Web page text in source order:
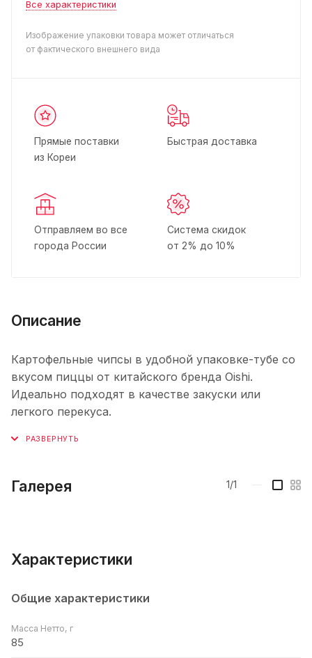
Все характеристики
Изображение упаковки товара может отличаться
от фактического внешнего вида
Прямые поставки
из Кореи
Быстрая доставка
Отправляем во все
города России
Система скидок
от 2% до 10%
Описание
Картофельные чипсы в удобной упаковке-тубе со
вкусом пиццы от китайского бренда Oishi.
Идеально подходят в качестве закуски или
легкого перекуса.
Галерея 1/1
Характеристики
Общие характеристики
Масса Нетто, г
85